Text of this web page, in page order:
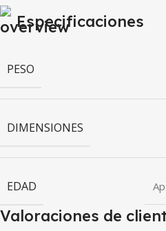
Especificaciones
PESO
DIMENSIONES
EDAD
Valoraciones de